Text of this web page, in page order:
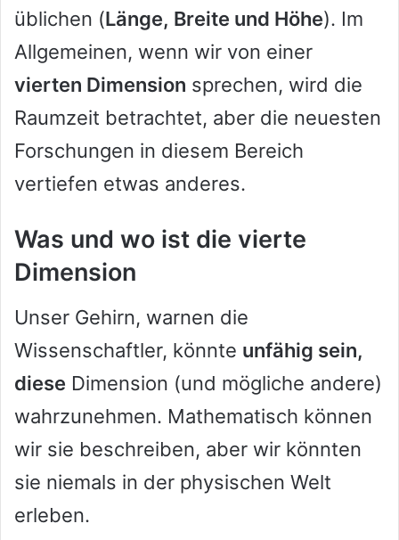
üblichen (Länge, Breite und Höhe). Im
Allgemeinen, wenn wir von einer
vierten Dimension sprechen, wird die
Raumzeit betrachtet, aber die neuesten
Forschungen in diesem Bereich
vertiefen etwas anderes.
Was und wo ist die vierte
Dimension
Unser Gehirn, warnen die
Wissenschaftler, könnte unfähig sein,
diese Dimension (und mögliche andere)
wahrzunehmen. Mathematisch können
wir sie beschreiben, aber wir könnten
sie niemals in der physischen Welt
erleben.